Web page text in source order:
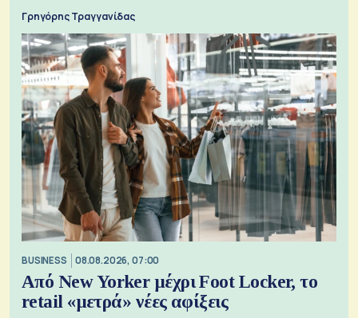
Γρηγόρης Τραγγανίδας
BUSINESS 08.08.2026, 07:00
Από New Yorker μέχρι Foot Locker, το
retail «μετρά» νέες αφίξεις